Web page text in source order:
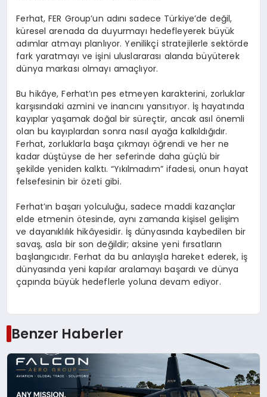
Ferhat, FER Group’un adını sadece Türkiye’de değil,
küresel arenada da duyurmayı hedefleyerek büyük
adımlar atmayı planlıyor. Yenilikçi stratejilerle sektörde
fark yaratmayı ve işini uluslararası alanda büyüterek
dünya markası olmayı amaçlıyor.
Bu hikâye, Ferhat’ın pes etmeyen karakterini, zorluklar
karşısındaki azmini ve inancını yansıtıyor. İş hayatında
kayıplar yaşamak doğal bir süreçtir, ancak asıl önemli
olan bu kayıplardan sonra nasıl ayağa kalkıldığıdır.
Ferhat, zorluklarla başa çıkmayı öğrendi ve her ne
kadar düştüyse de her seferinde daha güçlü bir
şekilde yeniden kalktı. “Yıkılmadım” ifadesi, onun hayat
felsefesinin bir özeti gibi.
Ferhat’ın başarı yolculuğu, sadece maddi kazançlar
elde etmenin ötesinde, aynı zamanda kişisel gelişim
ve dayanıklılık hikâyesidir. İş dünyasında kaybedilen bir
savaş, asla bir son değildir; aksine yeni fırsatların
başlangıcıdır. Ferhat da bu anlayışla hareket ederek, iş
dünyasında yeni kapılar aralamayı başardı ve dünya
çapında büyük hedeflerle yoluna devam ediyor.
Benzer Haberler